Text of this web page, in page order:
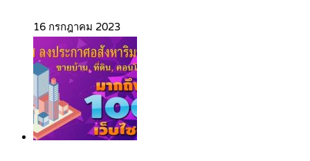
16 กรกฎาคม 2023